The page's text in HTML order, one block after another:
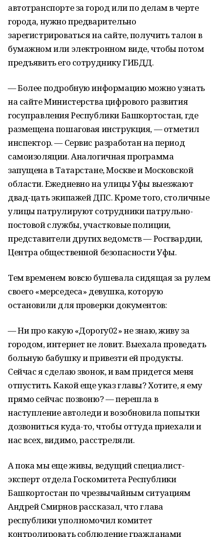
автотранспорте за город или по делам в черте
города, нужно предварительно
зарегистрироваться на сайте, получить талон в
бумажном или электронном виде, чтобы потом
предъявить его сотруднику ГИБДД.
— Более подробную информацию можно узнать
на сайте Министерства цифрового развития
госуправления Республики Башкортостан, где
размещена пошаговая инструкция, — отметил
инспектор. — Сервис разработан на период
самоизоляции. Аналогичная программа
запущена в Татарстане, Москве и Московской
области. Ежедневно на улицы Уфы выезжают
двад-цать экипажей ДПС. Кроме того, столичные
улицы патрулируют сотрудники патрульно-
постовой службы, участковые полиции,
представители других ведомств — Росгвардии,
Центра общественной безопасности Уфы.
Тем временем вовсю бушевала сидящая за рулем
своего «мерседеса» девушка, которую
остановили для проверки документов:
— Ни про какую «Дорогу02» не знаю, живу за
городом, интернет не ловит. Выехала проведать
больную бабушку и привезти ей продукты.
Сейчас я сделаю звонок, и вам придется меня
отпустить. Какой еще указ главы? Хотите, я ему
прямо сейчас позвоню? — перешла в
наступление автоледи и возобновила попытки
дозвониться куда-то, чтобы оттуда приехали и
нас всех, видимо, расстреляли.
А пока мы еще живы, ведущий специалист-
эксперт отдела Госкомитета Республики
Башкортостан по чрезвычайным ситуациям
Андрей Смирнов рассказал, что глава
республики уполномочил комитет
контролировать соблюдение гражданами